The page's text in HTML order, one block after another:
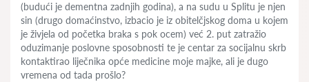
(budući je dementna zadnjih godina), a na sudu u Splitu je njen
sin (drugo domaćinstvo, izbacio je iz obitelčjskog doma u kojem
je živjela od početka braka s pok ocem) već 2. put zatražio
oduzimanje poslovne sposobnosti te je centar za socijalnu skrb
kontaktirao liječnika opće medicine moje majke, ali je dugo
vremena od tada prošlo?